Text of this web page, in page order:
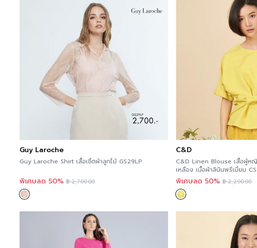
Guy Laroche
Guy Laroche Shirt เสื้อเชิ้ตผ้าลูกไม้ GS29LP
พิเศษลด 50% ฿2,700.00
C&D
C&D Linen Blouse เสื้อผู้ห
เหลือง เนื้อผ้าลินินพรีเมี่ยม
พิเศษลด 50% ฿2,290.00